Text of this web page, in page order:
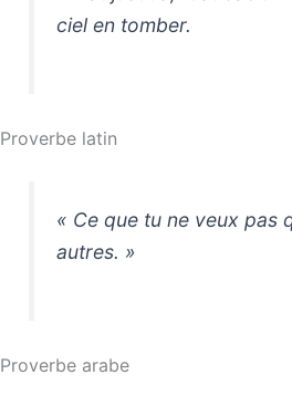
ciel en tomber.
Proverbe latin
« Ce que tu ne veux pas
autres. »
Proverbe arabe